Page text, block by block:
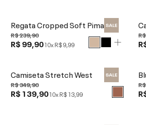
Regata Cropped Soft Pima
R$ 239,90
R$ 99,9010xR$ 9,99
Camiseta Stretch West
R$ 349,90
R$ 139,9010xR$ 13,99